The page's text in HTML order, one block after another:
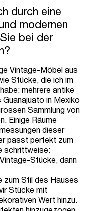
durch eine
modernen
bei der
Vintage-Möbel aus
Stücke, die ich im
mehrere antike
in Mexiko
Sammlung von
Einige Räume
dieser
passt perfekt zum
schrittweise:
Stücke, dann
zum Stil des Hauses
Stücke mit
Wert hinzu.